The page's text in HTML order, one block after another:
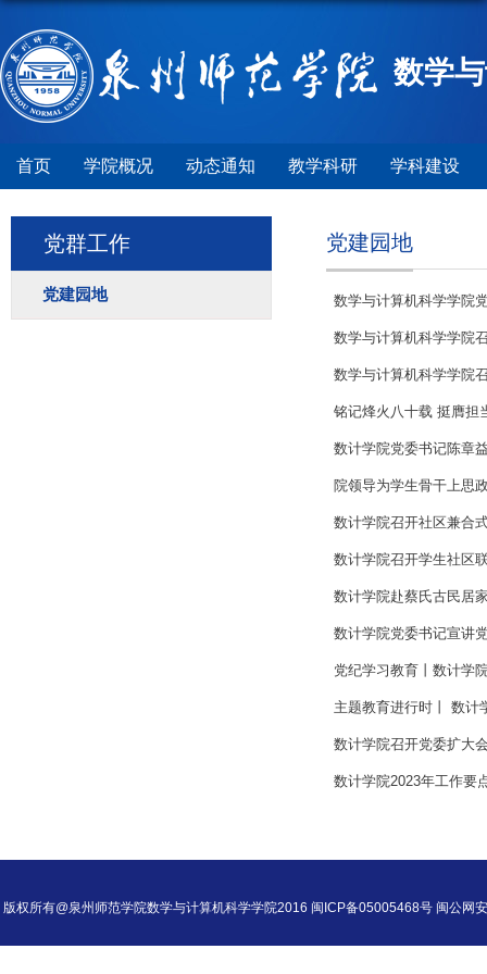
数学
首页 学院概况 动态通知 教学科研 学科建设
党群工作
党建园地
党建园地
数学与计算机科学学院
数学与计算机科学学院
数学与计算机科学学院
铭记烽火八十载 挺膺担
数计学院党委书记陈章
院领导为学生骨干上思
数计学院召开社区兼合
数计学院召开学生社区
数计学院赴蔡氏古民居
数计学院党委书记宣讲
党纪学习教育丨数计学
主题教育进行时丨 数计
数计学院召开党委扩大
数计学院2023年工作要
版权所有@泉州师范学院数学与计算机科学学院2016 闽ICP备05005468号 闽公网